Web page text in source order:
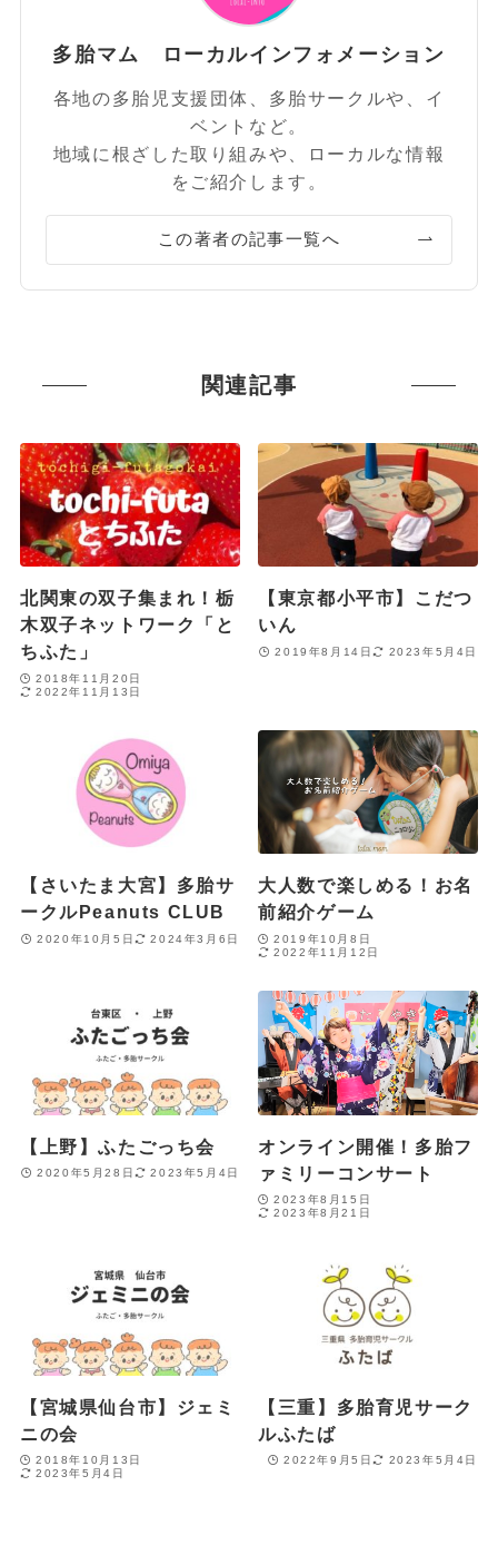
多胎マム ローカルインフォメーション
各地の多胎児支援団体、多胎サークルや、イ
ベントなど。
地域に根ざした取り組みや、ローカルな情報
をご紹介します。
この著者の記事一覧へ
関連記事
北関東の双子集まれ！栃
木双子ネットワーク「と
ちふた」
2018年11月20日
2022年11月13日
【東京都小平市】こだつ
いん
2019年8月14日 2023年5月4日
【さいたま大宮】多胎サ
ークルPeanuts CLUB
2020年10月5日 2024年3月6日
大人数で楽しめる！お名
前紹介ゲーム
2019年10月8日
2022年11月12日
【上野】ふたごっち会
2020年5月28日 2023年5月4日
オンライン開催！多胎フ
ァミリーコンサート
2023年8月15日
2023年8月21日
【宮城県仙台市】ジェミ
ニの会
2018年10月13日
2023年5月4日
【三重】多胎育児サーク
ルふたば
2022年9月5日 2023年5月4日